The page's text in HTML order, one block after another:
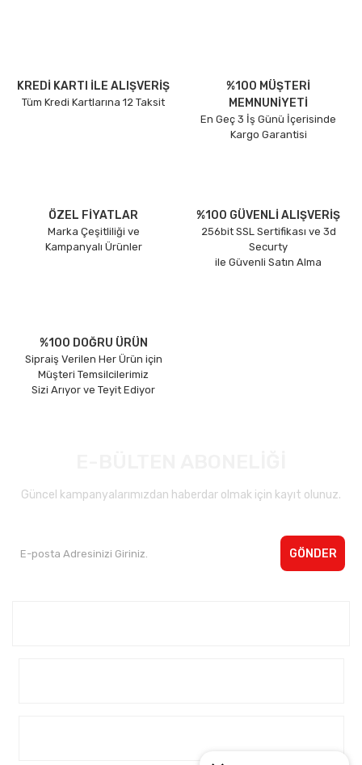
KREDİ KARTI İLE ALIŞVERİŞ
Tüm Kredi Kartlarına 12 Taksit
%100 MÜŞTERİ
MEMNUNİYETİ
En Geç 3 İş Günü İçerisinde
Kargo Garantisi
ÖZEL FİYATLAR
Marka Çeşitliliği ve
Kampanyalı Ürünler
%100 GÜVENLİ ALIŞVERİŞ
256bit SSL Sertifikası ve 3d
Securty
ile Güvenli Satın Alma
%100 DOĞRU ÜRÜN
Sipraiş Verilen Her Ürün için
Müşteri Temsilcilerimiz
Sizi Arıyor ve Teyit Ediyor
Güncel kampanyalarımızdan haberdar olmak için kayıt olunuz.
GÖNDER